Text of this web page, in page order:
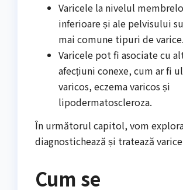
Varicele la nivelul
inferioare și ale pelvisului
mai comune tipuri de varice.
Varicele pot fi asociate cu
afecțiuni conexe, cum ar fi
varicos, eczema varicos și
lipodermatoscleroza.
În următorul capitol, vom
diagnostichează și tratează
Cum se